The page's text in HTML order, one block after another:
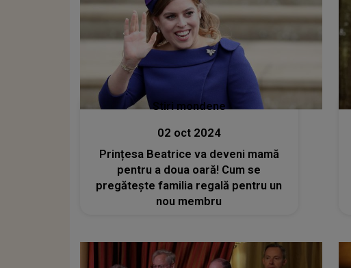
Stiri mondene
02 oct 2024
Prințesa Beatrice va deveni mamă
pentru a doua oară! Cum se
pregătește familia regală pentru un
nou membru